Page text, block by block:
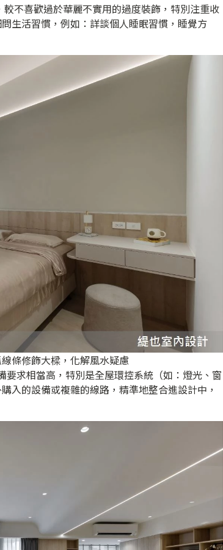
不喜歡過於華麗不實用的過度裝飾，特別注重收
生活習慣，例如：詳談個人睡眠習慣，睡覺方
條修飾大樑，化解風水疑慮
要求相當高，特別是全屋環控系統（如：燈光、窗
入的設備或複雜的線路，精準地整合進設計中，